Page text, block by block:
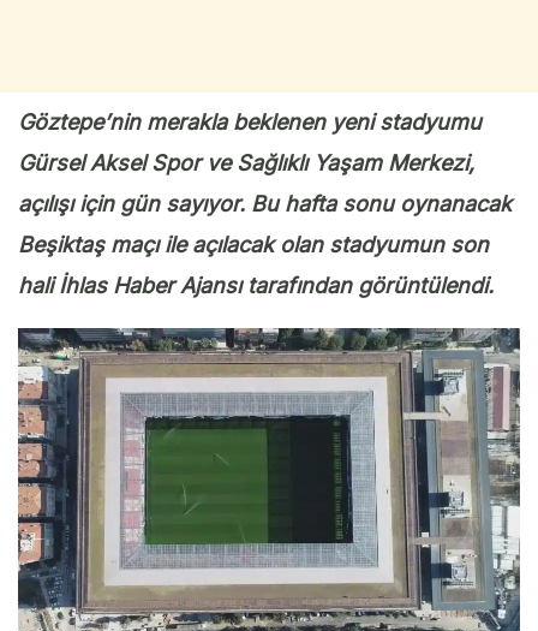
Göztepe’nin merakla beklenen yeni stadyumu
Gürsel Aksel Spor ve Sağlıklı Yaşam Merkezi,
açılışı için gün sayıyor. Bu hafta sonu oynanacak
Beşiktaş maçı ile açılacak olan stadyumun son
hali İhlas Haber Ajansı tarafından görüntülendi.